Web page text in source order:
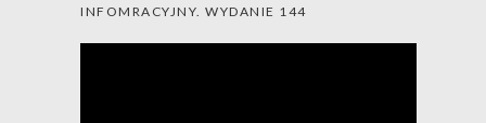
INFOMRACYJNY. WYDANIE 144